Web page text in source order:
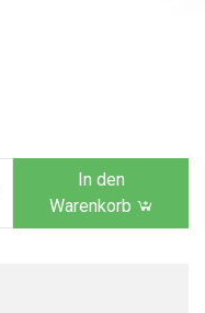
In den
Warenkorb